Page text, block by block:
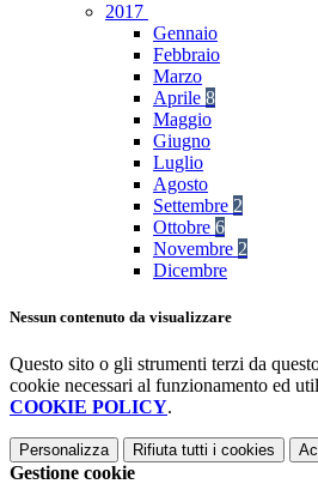
2017
Gennaio
Febbraio
Marzo
Aprile 8
Maggio
Giugno
Luglio
Agosto
Settembre 2
Ottobre 6
Novembre 2
Dicembre
Nessun contenuto da visualizzare
Questo sito o gli strumenti terzi da
cookie necessari al funzionamento ed
COOKIE POLICY.
Personalizza Rifiuta tutti i cookies
Gestione cookie